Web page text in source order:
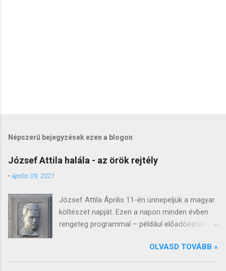
Népszerű bejegyzések ezen a blogon
József Attila halála - az örök rejtély
-április 09, 2021
József Attila Április 11-én ünnepeljük a magyar
költészet napját. Ezen a napon minden évben
rengeteg programmal – például előadóestekkel,
versenyekkel, koncertekkel – tisztelegnek a
költészet előtt, bár természetesen idén ezek a
OLVASD TOVÁBB »